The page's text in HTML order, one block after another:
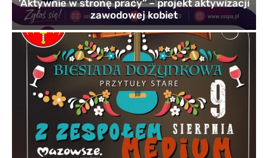
’Aktywnie w stronę pracy” – projekt aktywizacji
zawodowej kobiet